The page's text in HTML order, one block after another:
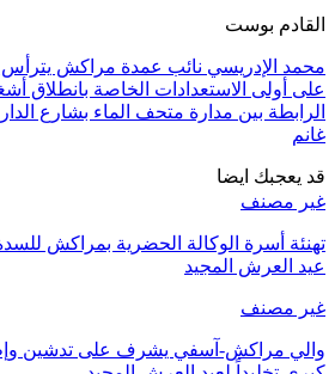
القادم بوست
محمد الإدريسي نائب عمدة مراكش يترأس
على أولى الاستعدادات الخاصة بانطلاق
الرابطة بين مدارة متحف الماء بشارع
غانم
قد يعجبك ايضا
غير مصنف
تهنئة أسرة الوكالة الحضرية بمراكش للسدة
عيد العرش المجيد
غير مصنف
والي مراكش-آسفي يشرف على تدشين